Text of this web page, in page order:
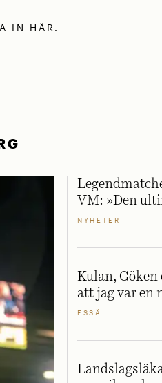
IN HÄR.
VM: »Den
NYHETER
Kulan,
att jag var en
ESSÄ